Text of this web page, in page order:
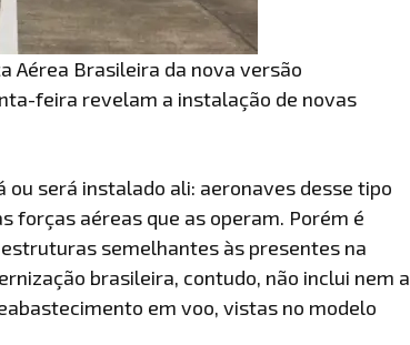
Aérea Brasileira da nova versão
feira revelam a instalação de novas
ou será instalado ali: aeronaves desse tipo
forças aéreas que as operam. Porém é
semelhantes às presentes na
brasileira, contudo, não inclui nem a
em voo, vistas no modelo